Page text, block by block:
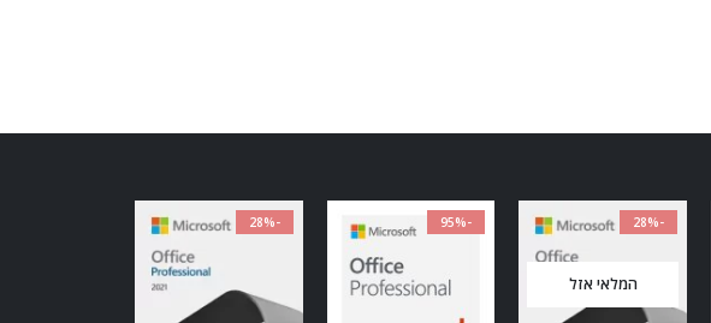
-28%
המלאי אזל
-95%
-28%